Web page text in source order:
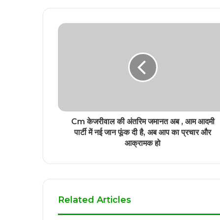
Cm केजरीवाल की अंतरिम जमानत अब , आम आदमी
पार्टी में नई जान फूंक दी है, अब आप का प्रचार और
आक्रामक हो
Related Articles